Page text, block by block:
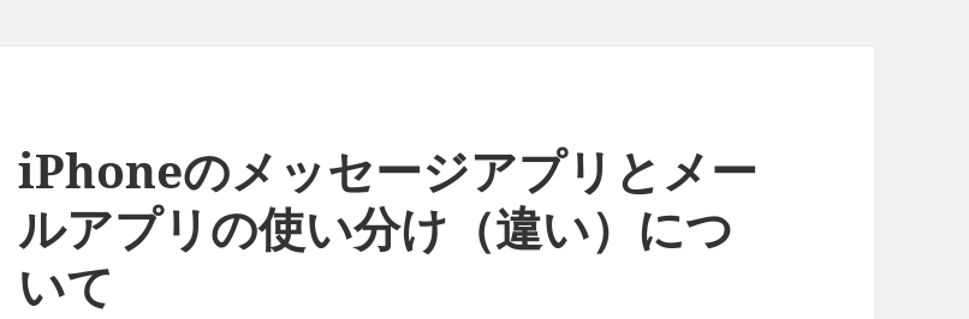
iPhoneのメッセージアプリとメー
ルアプリの使い分け（違い）につ
いて